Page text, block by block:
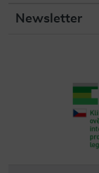
Newsletter